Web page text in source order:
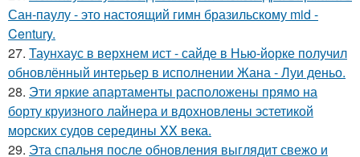
Сан-паулу - это настоящий гимн бразильскому mid -
Century.
27. Таунхаус в верхнем ист - сайде в Нью-йорке получил
обновлённый интерьер в исполнении Жана - Луи деньо.
28. Эти яркие апартаменты расположены прямо на
борту круизного лайнера и вдохновлены эстетикой
морских судов середины XX века.
29. Эта спальня после обновления выглядит свежо и